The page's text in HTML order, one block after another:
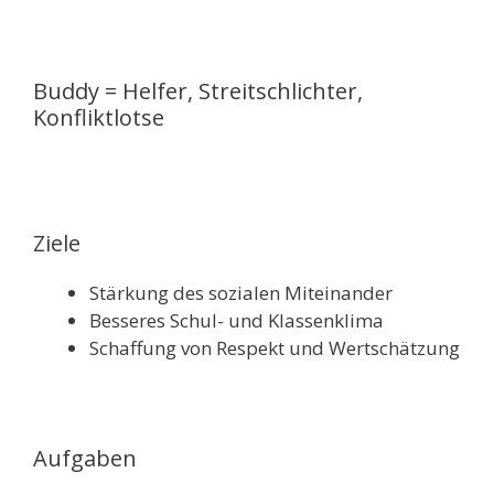
Buddy = Helfer, Streitschlichter,
Konfliktlotse
Ziele
Stärkung des sozialen Miteinander
Besseres Schul- und Klassenklima
Schaffung von Respekt und Wertschätzung
Aufgaben